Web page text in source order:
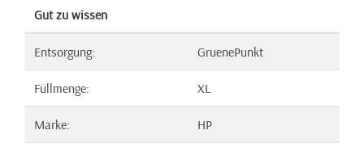
Gut zu wissen
Entsorgung: GruenePunkt
Füllmenge: XL
Marke: HP